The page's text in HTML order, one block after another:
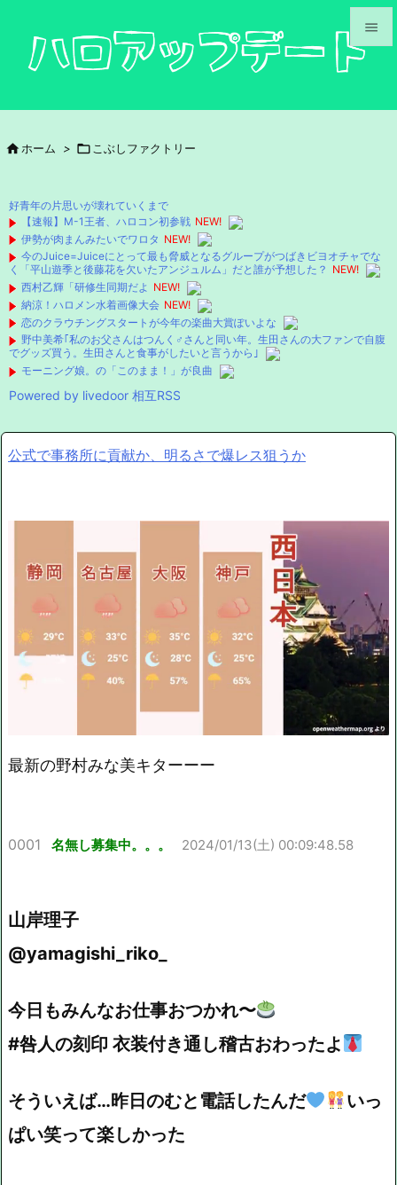



検索
 ホーム >  こぶしファクトリー
好青年の片思いが壊れていくまで
【速報】M-1王者、ハロコン初参戦 NEW!
伊勢が肉まんみたいでワロタ NEW!
今のJuice=Juiceにとって最も脅威となるグループがつばきビヨオチャでな
く「平山遊季と後藤花を欠いたアンジュルム」だと誰が予想した？ NEW!
西村乙輝「研修生同期だよ NEW!
納涼！ハロメン水着画像大会 NEW!
恋のクラウチングスタートが今年の楽曲大賞ぽいよな
野中美希｢私のお父さんはつんく♂さんと同い年。生田さんの大ファンで自腹
でグッズ買う。生田さんと食事がしたいと言うから｣
モーニング娘。の「このまま！」が良曲
Powered by livedoor 相互RSS
公式で事務所に貢献か、明るさで爆レス狙うか
最新の野村みな美キターーー
0001 名無し募集中。。。 2024/01/13(土) 00:09:48.58
山岸理子
@yamagishi_riko_
今日もみんなお仕事おつかれ〜
#咎人の刻印 衣装付き通し稽古おわったよ
そういえば…昨日のむと電話したんだ
いっ
ぱい笑って楽しかった